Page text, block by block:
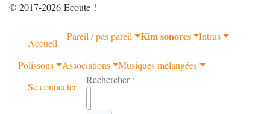
© 2017-2026 Ecoute !
Accueil
Pareil / pas pareil Kim sonores Intrus
Polissons Associations
Musiques mélangées
Se connecter
Rechercher :